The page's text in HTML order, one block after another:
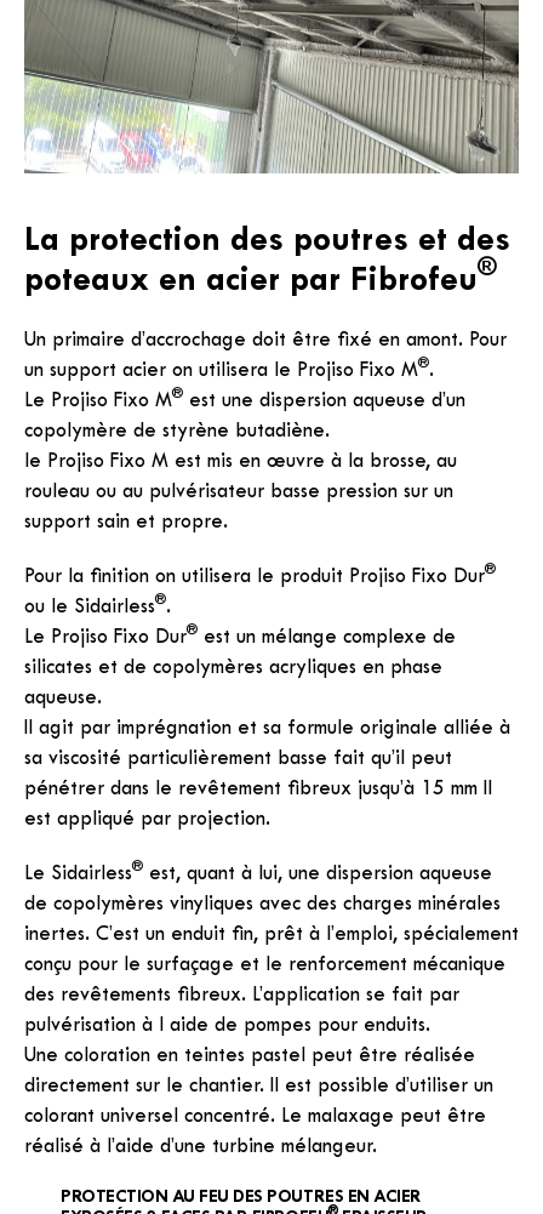
La protection des poutres et des
poteaux en acier par Fibrofeu®
Un primaire d’accrochage doit être fixé en amont. Pour
un support acier on utilisera le Projiso Fixo M®.
Le Projiso Fixo M® est une dispersion aqueuse d’un
copolymère de styrène butadiène.
le Projiso Fixo M est mis en œuvre à la brosse, au
rouleau ou au pulvérisateur basse pression sur un
support sain et propre.
Pour la finition on utilisera le produit Projiso Fixo Dur®
ou le Sidairless®.
Le Projiso Fixo Dur® est un mélange complexe de
silicates et de copolymères acryliques en phase
aqueuse.
Il agit par imprégnation et sa formule originale alliée à
sa viscosité particulièrement basse fait qu’il peut
pénétrer dans le revêtement fibreux jusqu’à 15 mm Il
est appliqué par projection.
Le Sidairless® est, quant à lui, une dispersion aqueuse
de copolymères vinyliques avec des charges minérales
inertes. C’est un enduit fin, prêt à l’emploi, spécialement
conçu pour le surfaçage et le renforcement mécanique
des revêtements fibreux. L’application se fait par
pulvérisation à l aide de pompes pour enduits.
Une coloration en teintes pastel peut être réalisée
directement sur le chantier. Il est possible d’utiliser un
colorant universel concentré. Le malaxage peut être
réalisé à l’aide d’une turbine mélangeur.
PROTECTION AU FEU DES POUTRES EN ACIER